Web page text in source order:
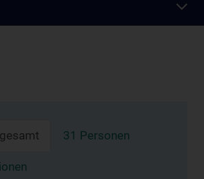
31 Personen